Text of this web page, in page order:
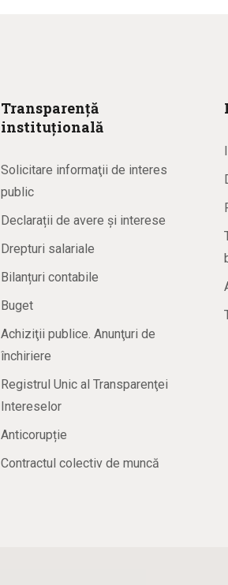
Transparență
instituțională
Solicitare informaţii de interes
public
Declarații de avere și interese
Drepturi salariale
Bilanțuri contabile
Buget
Achiziţii publice. Anunţuri de
închiriere
Registrul Unic al Transparenţei
Intereselor
Anticorupție
Contractul colectiv de muncă